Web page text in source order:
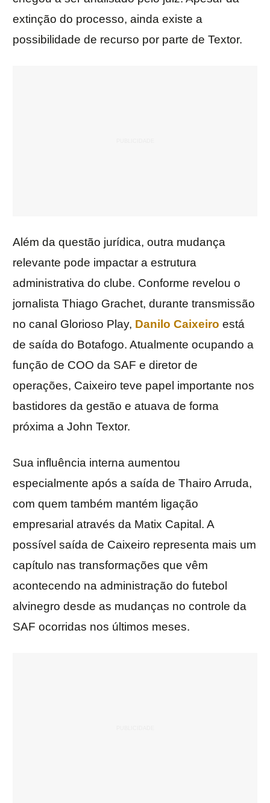
extinção do processo, ainda existe a
possibilidade de recurso por parte de Textor.
Além da questão jurídica, outra mudança
relevante pode impactar a estrutura
administrativa do clube. Conforme revelou o
jornalista Thiago Grachet, durante transmissão
no canal Glorioso Play, Danilo Caixeiro está
de saída do Botafogo. Atualmente ocupando a
função de COO da SAF e diretor de
operações, Caixeiro teve papel importante nos
bastidores da gestão e atuava de forma
próxima a John Textor.
Sua influência interna aumentou
especialmente após a saída de Thairo Arruda,
com quem também mantém ligação
empresarial através da Matix Capital. A
possível saída de Caixeiro representa mais um
capítulo nas transformações que vêm
acontecendo na administração do futebol
alvinegro desde as mudanças no controle da
SAF ocorridas nos últimos meses.